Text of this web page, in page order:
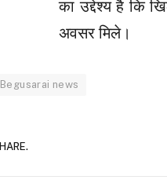
का उद्देश्य है कि
अवसर मिले।
Begusarai news